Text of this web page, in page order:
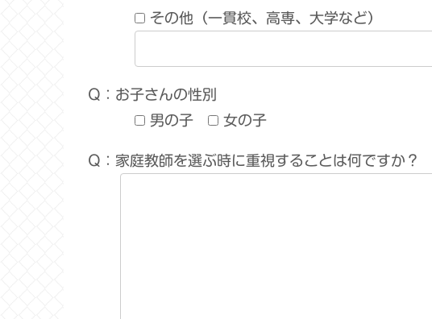
その他（一貫校、高専、大学など）
Q：お子さんの性別
男の子
女の子
Q：家庭教師を選ぶ時に重視することは何ですか？